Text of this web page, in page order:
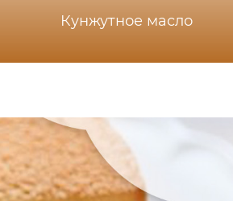
Кунжутное масло